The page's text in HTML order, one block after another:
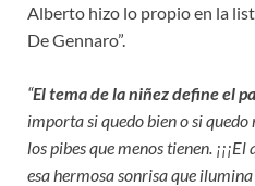
Alberto hizo lo propio en la
De Gennaro”.
“El tema de la niñez define el
importa si quedo bien o si
los pibes que menos tienen.
esa hermosa sonrisa que